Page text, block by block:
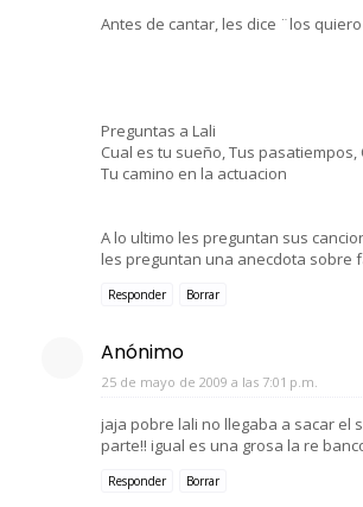
Antes de cantar, les dice ¨los
Preguntas a Lali
Cual es tu sueño, Tus
Tu camino en la actuacion
A lo ultimo les preguntan sus
les preguntan una anecdota sobre
Responder Borrar
Anónimo
25 de mayo de 2009 a las 7:01 p.m.
jaja pobre lali no llegaba a sacar el
parte!! igual es una grosa la re
Responder Borrar